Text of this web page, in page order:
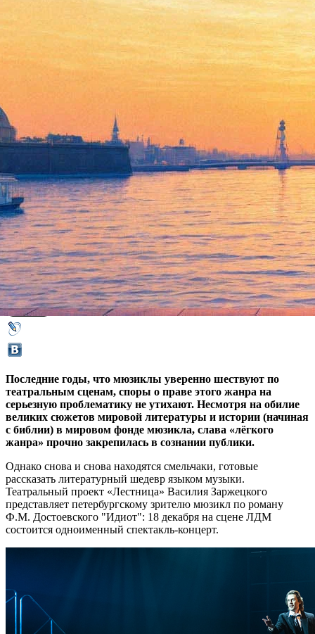
Мюзикл «Идиот». О чем
поют герои Достоевского
03 декабря 2018,10:38 Версия для печати
Последние годы, что мюзиклы уверенно шествуют по
театральным сценам, споры о праве этого жанра на
серьезную проблематику не утихают. Несмотря на обилие
великих сюжетов мировой литературы и истории (начиная
с библии) в мировом фонде мюзикла, слава «лёгкого
жанра» прочно закрепилась в сознании публики.
Однако снова и снова находятся смельчаки, готовые
рассказать литературный шедевр языком музыки.
Театральный проект «Лестница» Василия Заржецкого
представляет петербургскому зрителю мюзикл по роману
Ф.М. Достоевского "Идиот": 18 декабря на сцене ЛДМ
состоится одноименный спектакль-концерт.